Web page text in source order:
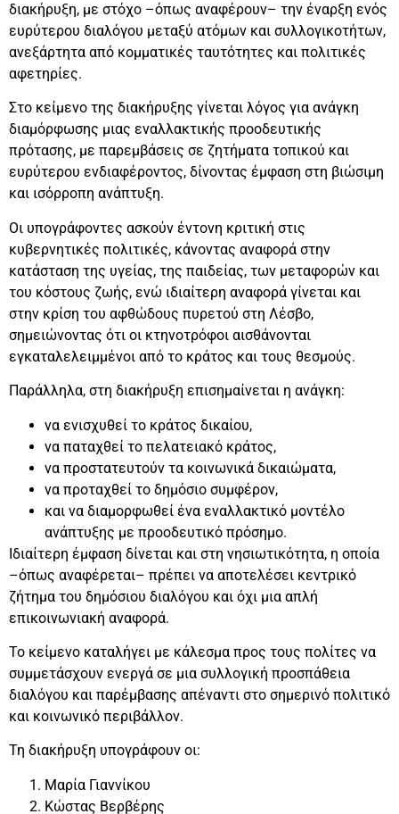
διακήρυξη, με στόχο –όπως αναφέρουν– την έναρξη ενός
ευρύτερου διαλόγου μεταξύ ατόμων και συλλογικοτήτων,
ανεξάρτητα από κομματικές ταυτότητες και πολιτικές
αφετηρίες.
Στο κείμενο της διακήρυξης γίνεται λόγος για ανάγκη
διαμόρφωσης μιας εναλλακτικής προοδευτικής
πρότασης, με παρεμβάσεις σε ζητήματα τοπικού και
ευρύτερου ενδιαφέροντος, δίνοντας έμφαση στη βιώσιμη
και ισόρροπη ανάπτυξη.
Οι υπογράφοντες ασκούν έντονη κριτική στις
κυβερνητικές πολιτικές, κάνοντας αναφορά στην
κατάσταση της υγείας, της παιδείας, των μεταφορών και
του κόστους ζωής, ενώ ιδιαίτερη αναφορά γίνεται και
στην κρίση του αφθώδους πυρετού στη Λέσβο,
σημειώνοντας ότι οι κτηνοτρόφοι αισθάνονται
εγκαταλελειμμένοι από το κράτος και τους θεσμούς.
Παράλληλα, στη διακήρυξη επισημαίνεται η ανάγκη:
να ενισχυθεί το κράτος δικαίου,
να παταχθεί το πελατειακό κράτος,
να προστατευτούν τα κοινωνικά δικαιώματα,
να προταχθεί το δημόσιο συμφέρον,
και να διαμορφωθεί ένα εναλλακτικό μοντέλο
ανάπτυξης με προοδευτικό πρόσημο.
Ιδιαίτερη έμφαση δίνεται και στη νησιωτικότητα, η οποία
–όπως αναφέρεται– πρέπει να αποτελέσει κεντρικό
ζήτημα του δημόσιου διαλόγου και όχι μια απλή
επικοινωνιακή αναφορά.
Το κείμενο καταλήγει με κάλεσμα προς τους πολίτες να
συμμετάσχουν ενεργά σε μια συλλογική προσπάθεια
διαλόγου και παρέμβασης απέναντι στο σημερινό πολιτικό
και κοινωνικό περιβάλλον.
Τη διακήρυξη υπογράφουν οι:
Μαρία Γιαννίκου
Κώστας Βερβέρης